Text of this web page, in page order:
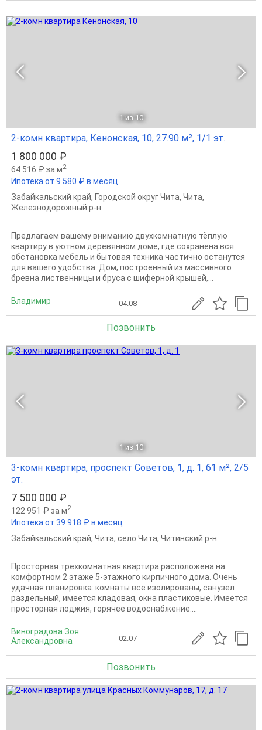
1 из 10
2-комн квартира, Кенонская, 10, 27.90 м², 1/1 эт.
1 800 000 ₽
64 516 ₽ за м2
Ипотека от 9 580 ₽ в месяц
Забайкальский край, Городской округ Чита, Чита,
Железнодорожный р-н
Предлагаем вашему вниманию двухкомнатную тёплую
квартиру в уютном деревянном доме, где сохранена вся
обстановка мебель и бытовая техника частично останутся
для вашего удобства. Дом, построенный из массивного
бревна лиственницы и бруса с шиферной крышей,...
Владимир 04.08
Позвонить
1 из 10
3-комн квартира, проспект Советов, 1, д. 1, 61 м², 2/5
эт.
7 500 000 ₽
122 951 ₽ за м2
Ипотека от 39 918 ₽ в месяц
Забайкальский край, Чита, село Чита, Читинский р-н
Просторная трехкомнатная квартира расположена на
комфортном 2 этаже 5-этажного кирпичного дома. Очень
удачная планировка: комнаты все изолированы, санузел
раздельный, имеется кладовая, окна пластиковые. Имеется
просторная лоджия, горячее водоснабжение....
Виноградова Зоя
Александровна
02.07
Позвонить